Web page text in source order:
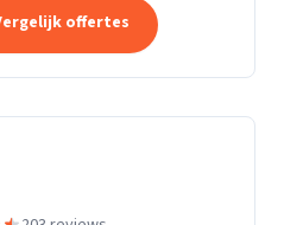
en zakelijke
offertes